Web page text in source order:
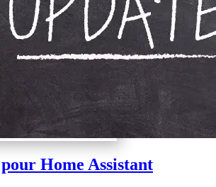
Home Assistant